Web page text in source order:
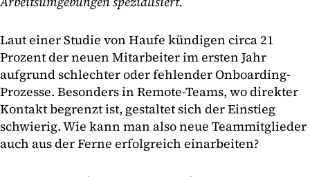
Laut einer Studie von Haufe kündigen circa 21
Prozent der neuen Mitarbeiter im ersten Jahr
aufgrund schlechter oder fehlender Onboarding-
Prozesse. Besonders in Remote-Teams, wo direkter
Kontakt begrenzt ist, gestaltet sich der Einstieg
schwierig. Wie kann man also neue Teammitglieder
auch aus der Ferne erfolgreich einarbeiten?